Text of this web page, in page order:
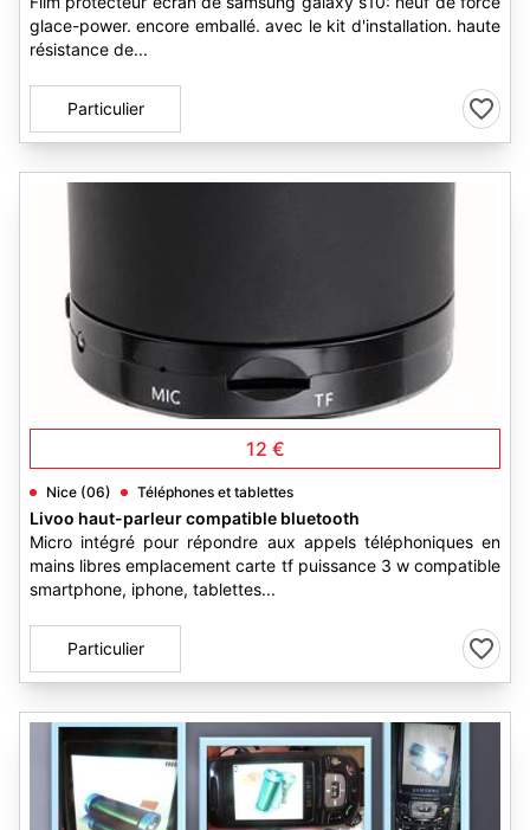
glace-power. encore emballé. avec le kit d'installation. haute
résistance de...
Particulier
12 €
Nice (06) Téléphones et tablettes
Livoo haut-parleur compatible bluetooth
Micro intégré pour répondre aux appels téléphoniques en
mains libres emplacement carte tf puissance 3 w compatible
smartphone, iphone, tablettes...
Particulier